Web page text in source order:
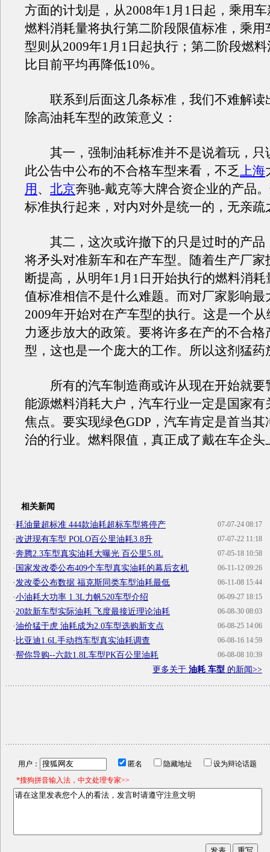
方面的计划是，从2008年1月1日起，乘用
燃料消耗量将执行第二阶段限值标准，乘用
型则从2009年1月1日起执行；第二阶段燃
比目前平均再降低10%。
联系到后面这几条标准，我们不难解读
除高油耗车型的政策意义：
其一，强制油耗标准并不是说着玩，只
此公告中公布的不合格车型来看，不乏上海
用 、 北京奔驰-戴克等大牌合资企业的产品
标准执行起来，对内对外是统一的，无亲疏
其二，这次或许撤下的只是过时的产品
将矛头对准新车和在产车型。随着生产厂家
断提高，从明年1月1日开始执行的燃料消
值标准相信不是什么难题。而对厂家影响最
2009年开始对在产车型的执行。这是一个
力逐步放大的政策。要将许多在产的不合格
型，这也是一个庞大的工作。所以这剂猛药
所有的汽车制造商或许从现在开始就要
能源燃料消耗大户，汽车行业一定是国家有
焦点。要实现绿色GDP，汽车肯定是首当其
治的行业。燃料限值，真正成了戴在车企头
相关新闻
07-07-24 08:17
·耗油量超标准 444款油耗超标车型将停产
07-07-22 11:18
·改进现有车型 POLO百公里油耗3.8升
07-05-18 10:58
·奔腾2.3车型真实油耗大曝光 百公里5.8L
06-11-12 09:26
·国家发改委公布409个车型真实油耗的幕后玄机
06-11-08 15:44
·发改委公布数据 福克斯同类车型油耗最低
06-09-27 18:15
·小油耗大功率 1.3L力帆520车型介绍
06-08-30 08:03
·20款新车型实际油耗 飞度最接近理论油耗
06-08-25 14:06
·油价猛于虎 油耗成为2.0车型选购新支点
06-08-16 14:59
· 比亚迪1.6L手动挡车型真实油耗调查
06-08-08 10:39
·帮你导购--六款1.8L车型PK百公里油耗
更多关于 油耗 车型 的新闻>>
用户： 匿名 隐藏地址
设为辩论话题
*搜狗拼音输入法，中文处理专家>>